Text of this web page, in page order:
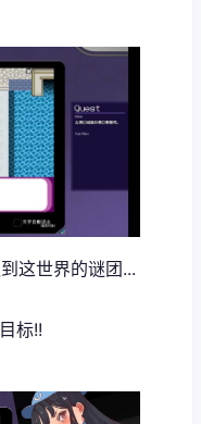
这世界的谜团...
标!!